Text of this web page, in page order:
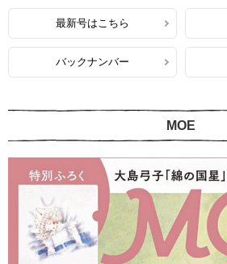
最新号はこちら
バックナンバー
MOE